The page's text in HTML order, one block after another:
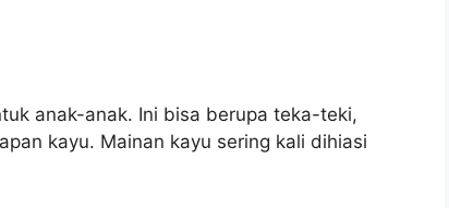
anak-anak. Ini bisa berupa teka-teki,
kayu. Mainan kayu sering kali dihiasi